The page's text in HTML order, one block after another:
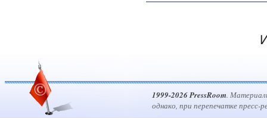
1999-2026 PressRoom.
однако, при перепечатке пресс-